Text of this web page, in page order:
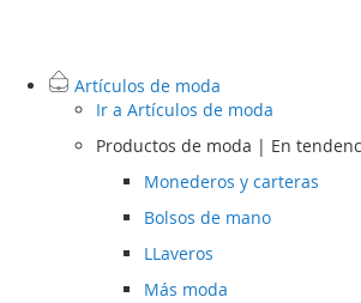
Artículos de moda
Ir a Artículos de moda
Productos de moda | En
Monederos y carteras
Bolsos de mano
LLaveros
Más moda